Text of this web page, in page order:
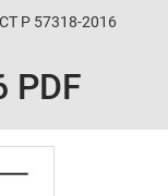
Р 57318-2016
PDF